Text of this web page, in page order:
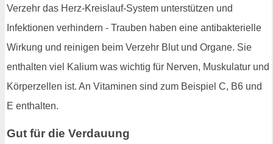
Verzehr das Herz-Kreislauf-System unterstützen und
Infektionen verhindern - Trauben haben eine antibakterielle
Wirkung und reinigen beim Verzehr Blut und Organe. Sie
enthalten viel Kalium was wichtig für Nerven, Muskulatur und
Körperzellen ist. An Vitaminen sind zum Beispiel C, B6 und
E enthalten.
Gut für die Verdauung